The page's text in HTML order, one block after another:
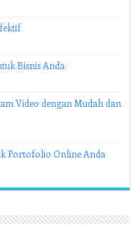
Bisnis Anda
Video dengan Mudah dan
Portofolio Online Anda